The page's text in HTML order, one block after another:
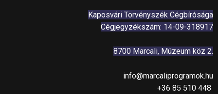
Kaposvári Törvényszék Cégbírósága
Cégjegyzékszám: 14-09-318917
8700 Marcali, Múzeum köz 2.
info@marcaliprogramok.hu
+36 85 510 448